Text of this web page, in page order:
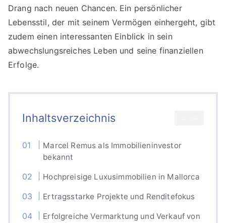
Drang nach neuen Chancen. Ein persönlicher
Lebensstil, der mit seinem Vermögen einhergeht, gibt
zudem einen interessanten Einblick in sein
abwechslungsreiches Leben und seine finanziellen
Erfolge.
Inhaltsverzeichnis
Marcel Remus als Immobilieninvestor
bekannt
Hochpreisige Luxusimmobilien in Mallorca
Ertragsstarke Projekte und Renditefokus
Erfolgreiche Vermarktung und Verkauf von